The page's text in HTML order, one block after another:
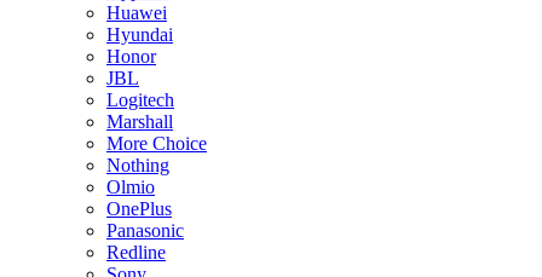
Huawei
Hyundai
Honor
JBL
Logitech
Marshall
More Choice
Nothing
Olmio
OnePlus
Panasonic
Redline